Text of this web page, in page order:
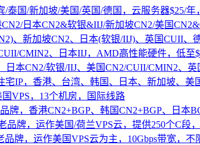
/泰国/新加坡/美国/英国/德国，云服务器$25/年
CN2/日本CN2&软银&IIJ/新加坡CN2/美国
、新加坡CN2、日本(软银/IIJ)、英国CUII、
CMIN2、日本IIJ，AMD高性能硬件，低至
日本CN2/软银/IIJ、美国CN2/CUII/CMIN2、
宅IP，香港、台湾、韩国、日本、新加坡、美
国VPS，13个机房，国际线路
牌，香港CN2+BGP、韩国CN2+BGP、日本
品牌，运作美国/荷兰VPS云，提供250个C段
品牌，运作美国VPS云为主，10Gbps带宽，